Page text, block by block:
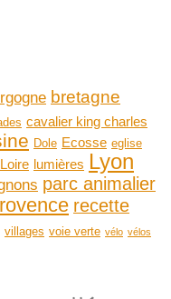
bretagne
cavalier king charles
Dole Ecosse eglise
Loire lumières Lyon
parc animalier
recette
villages voie verte vélo vélos